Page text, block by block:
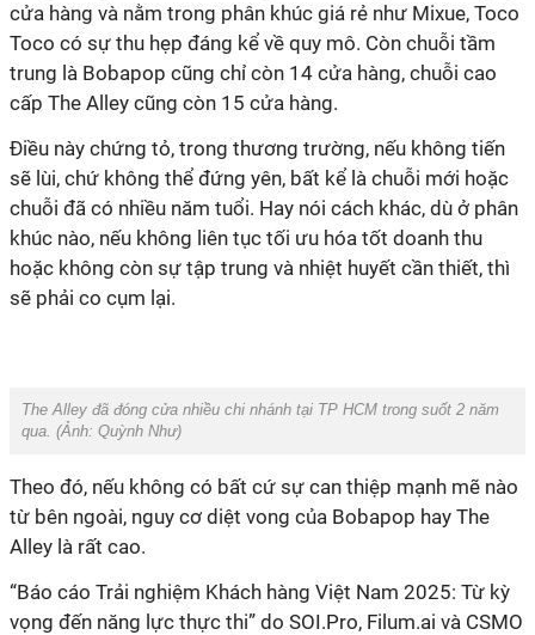
cửa hàng và nằm trong phân khúc giá rẻ như Mixue, Toco
Toco có sự thu hẹp đáng kể về quy mô. Còn chuỗi tầm
trung là Bobapop cũng chỉ còn 14 cửa hàng, chuỗi cao
cấp The Alley cũng còn 15 cửa hàng.
Điều này chứng tỏ, trong thương trường, nếu không tiến
sẽ lùi, chứ không thể đứng yên, bất kể là chuỗi mới hoặc
chuỗi đã có nhiều năm tuổi. Hay nói cách khác, dù ở phân
khúc nào, nếu không liên tục tối ưu hóa tốt doanh thu
hoặc không còn sự tập trung và nhiệt huyết cần thiết, thì
sẽ phải co cụm lại.
The Alley đã đóng cửa nhiều chi nhánh tại TP HCM trong suốt 2 năm
qua. (Ảnh: Quỳnh Như)
Theo đó, nếu không có bất cứ sự can thiệp mạnh mẽ nào
từ bên ngoài, nguy cơ diệt vong của Bobapop hay The
Alley là rất cao.
“Báo cáo Trải nghiệm Khách hàng Việt Nam 2025: Từ kỳ
vọng đến năng lực thực thi” do SOI.Pro, Filum.ai và CSMO